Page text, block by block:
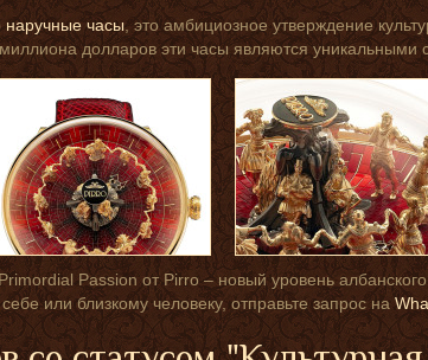
наручные часы, это амбициозное утверждение
долларов эти часы являются уникальными
Passion от Pirro – новый уровень
или близкому человеку, отправьте запрос на